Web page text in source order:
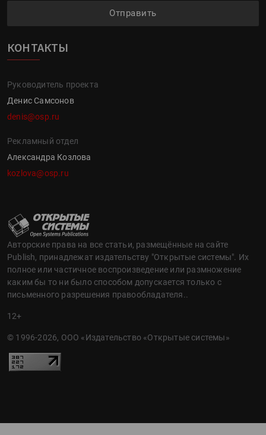
Отправить
КОНТАКТЫ
Руководитель проекта
Денис Самсонов
denis@osp.ru
Рекламный отдел
Александра Козлова
kozlova@osp.ru
Авторские права на все статьи, размещённые на сайте
Publish, принадлежат издательству "Открытые системы". Их
полное или частичное воспроизведение или размножение
каким бы то ни было способом допускается только с
письменного разрешения правообладателя..
12+
© 1996-2026, ООО «Издательство «Открытые системы»